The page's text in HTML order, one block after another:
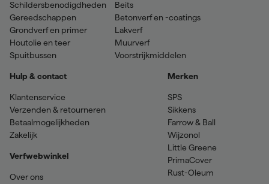
Schildersbenodigdheden
Gereedschappen
Grondverf en primer
Houtolie en teer
Spuitbussen
Beits
Betonverf en -coatings
Lakverf
Muurverf
Voorstrijkmiddelen
Hulp & contact
Klantenservice
Verzenden & retourneren
Betaalmogelijkheden
Zakelijk
Verfwebwinkel
Over ons
Merken
SPS
Sikkens
Farrow & Ball
Wijzonol
Little Greene
PrimaCover
Rust-Oleum